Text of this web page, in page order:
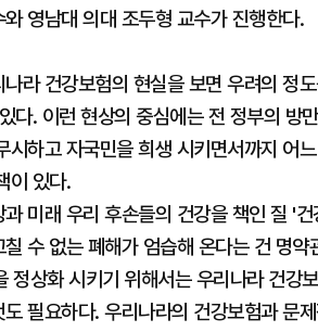
와 영남대 의대 조두형 교수가 진행한다.
라 건강보험의 현실을 보면 우려의 정
다. 이런 현상의 중심에는 전 정부의 방
시하고 자국민을 희생 시키면서까지 어
이 있다.
미래 우리 후손들의 건강을 책인 질 '
칠 수 없는 폐해가 엄습해 온다는 건 명약
정상화 시키기 위해서는 우리나라 건강
필요하다. 우리나라의 건강보험과 문